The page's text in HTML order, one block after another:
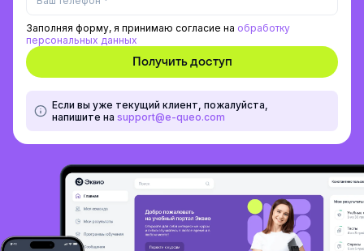
Заполняя форму, я принимаю согласие на обработку
персональных данных
Если вы уже текущий клиент, пожалуйста,
напишите на support@e-queo.com